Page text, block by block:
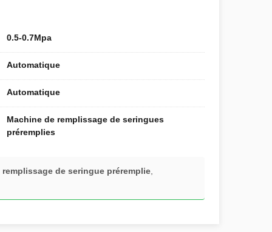
0.5-0.7Mpa
Automatique
Automatique
Machine de remplissage de seringues
préremplies
de seringue préremplie